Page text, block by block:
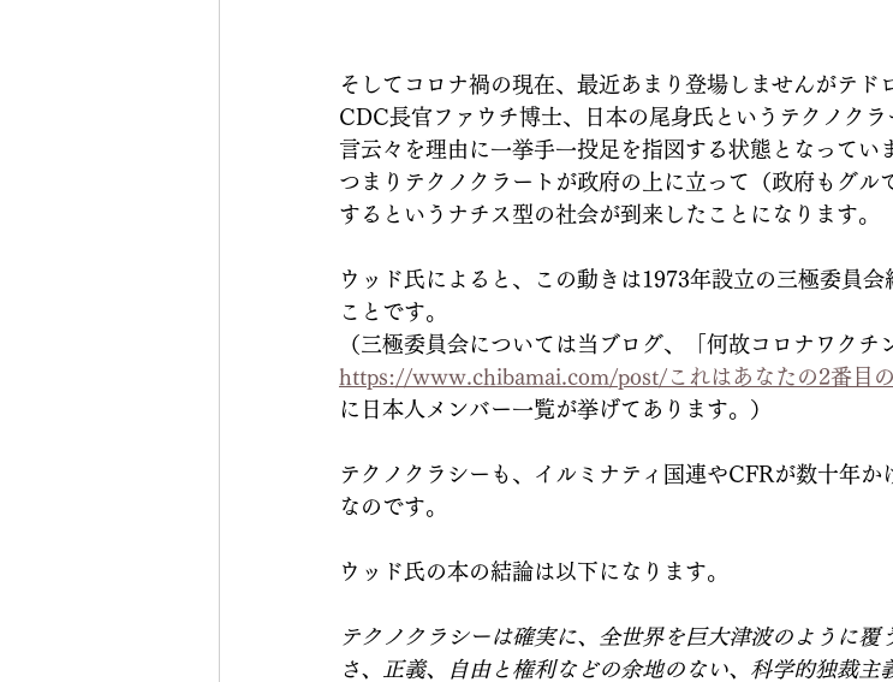
そしてコロナ禍の現在、最近あまり登場しませんがテ
CDC長官ファウチ博士、日本の尾身氏というテクノク
言云々を理由に一挙手一投足を指図する状態となってい
つまりテクノクラートが政府の上に立って（政府もグル
するというナチス型の社会が到来したことになります。
ウッド氏によると、この動きは1973年設立の三極委員
ことです。
（三極委員会については当ブログ、「何故コロナワクチ
https://www.chibamai.com/post/これはあなたの2番目
に日本人メンバー一覧が挙げてあります。）
テクノクラシーも、イルミナティ国連やCFRが数十年
なのです。
ウッド氏の本の結論は以下になります。
テクノクラシーは確実に、全世界を巨大津波のように覆
さ、正義、自由と権利などの余地のない、科学的独裁